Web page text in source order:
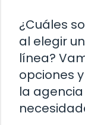
¿Cuáles
al elegir
línea?
opciones
la